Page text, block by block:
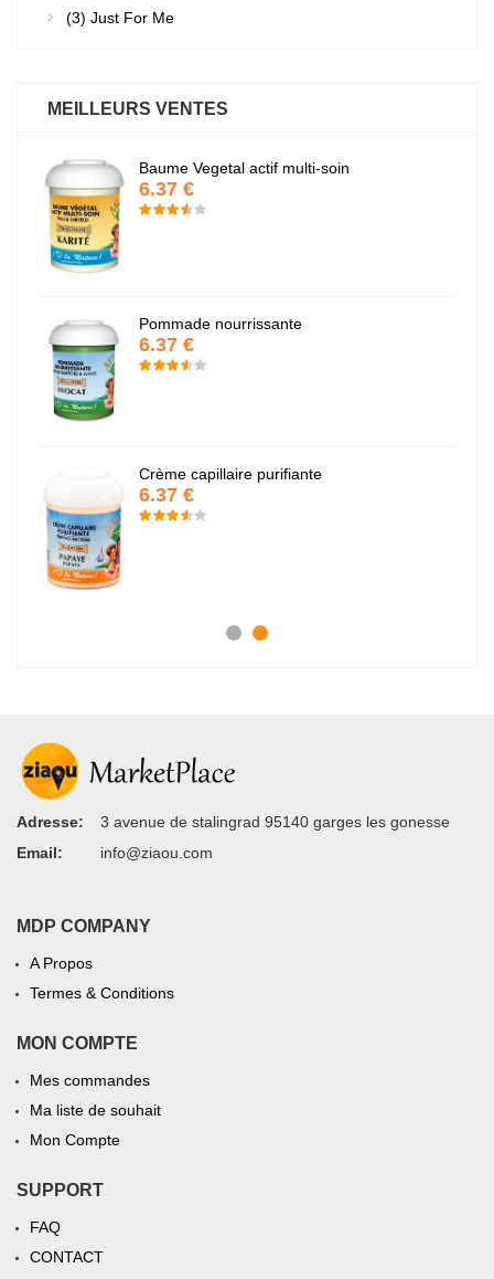
(3) Just For Me
MEILLEURS VENTES
Baume Vegetal actif multi-soin
6.37 €
Pommade nourrissante
6.37 €
Crème capillaire purifiante
6.37 €
Adresse:
3 avenue de stalingrad 95140 garges les gonesse
Email:
info@ziaou.com
MDP COMPANY
A Propos
Termes & Conditions
MON COMPTE
Mes commandes
Ma liste de souhait
Mon Compte
SUPPORT
FAQ
CONTACT